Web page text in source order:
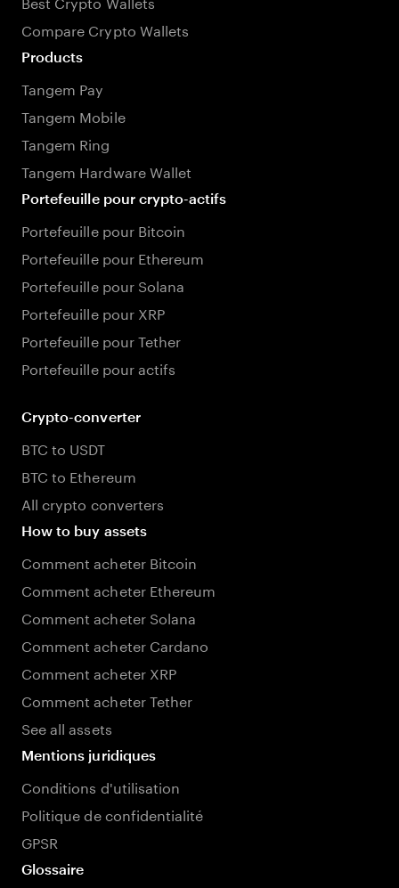
Compare Crypto Wallets
Products
Tangem Pay
Tangem Mobile
Tangem Ring
Tangem Hardware Wallet
Portefeuille pour crypto-actifs
Portefeuille pour Bitcoin
Portefeuille pour Ethereum
Portefeuille pour Solana
Portefeuille pour XRP
Portefeuille pour Tether
Portefeuille pour actifs
Crypto-converter
BTC to USDT
BTC to Ethereum
All crypto converters
How to buy assets
Comment acheter Bitcoin
Comment acheter Ethereum
Comment acheter Solana
Comment acheter Cardano
Comment acheter XRP
Comment acheter Tether
See all assets
Mentions juridiques
Conditions d'utilisation
Politique de confidentialité
GPSR
Glossaire